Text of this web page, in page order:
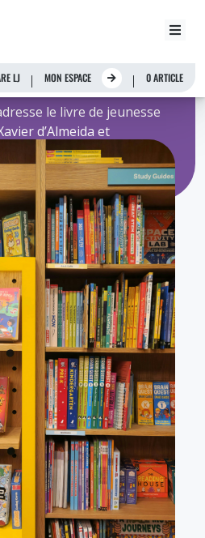
LJ MON ESPACE 0 ARTICLE
de l'Observatoire>
le livre de jeunesse
d’Almeida et